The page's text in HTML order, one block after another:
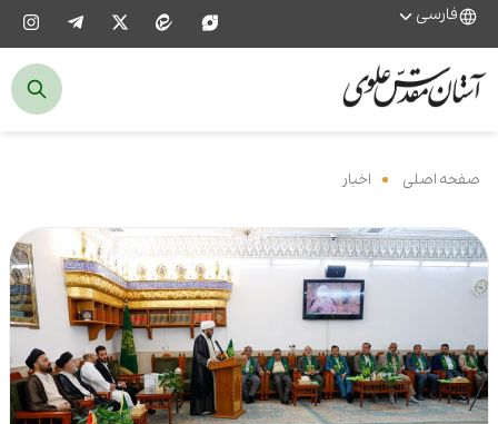
فارسی
صفحه اصلی اخبار